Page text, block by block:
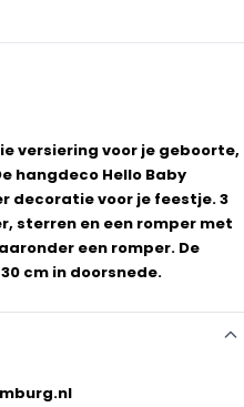
versiering voor je geboorte,
hangdeco Hello Baby
decoratie voor je feestje. 3
sterren en een romper met
een romper. De
cm in doorsnede.